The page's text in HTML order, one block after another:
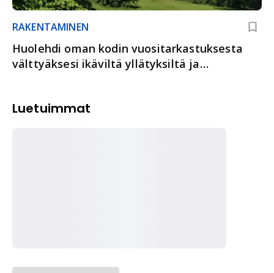
RAKENTAMINEN
Huolehdi oman kodin vuositarkastuksesta
välttyäksesi ikäviltä yllätyksiltä ja
Luetuimmat